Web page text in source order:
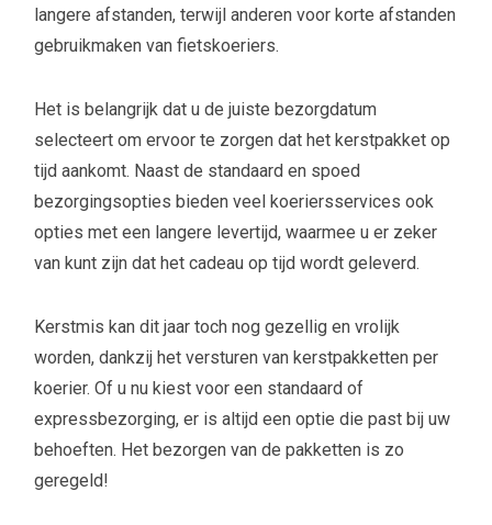
langere afstanden, terwijl anderen voor korte afstanden
gebruikmaken van fietskoeriers.
Het is belangrijk dat u de juiste bezorgdatum
selecteert om ervoor te zorgen dat het kerstpakket op
tijd aankomt. Naast de standaard en spoed
bezorgingsopties bieden veel koeriersservices ook
opties met een langere levertijd, waarmee u er zeker
van kunt zijn dat het cadeau op tijd wordt geleverd.
Kerstmis kan dit jaar toch nog gezellig en vrolijk
worden, dankzij het versturen van kerstpakketten per
koerier. Of u nu kiest voor een standaard of
expressbezorging, er is altijd een optie die past bij uw
behoeften. Het bezorgen van de pakketten is zo
geregeld!